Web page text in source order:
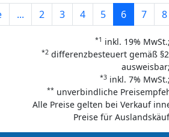
... 2 3 4 5 6 7 8
*1 inkl. 19%
*2 differenzbesteuert gemäß
*3 inkl. 7%
** unverbindliche
Alle Preise gelten bei Verkauf
Preise für